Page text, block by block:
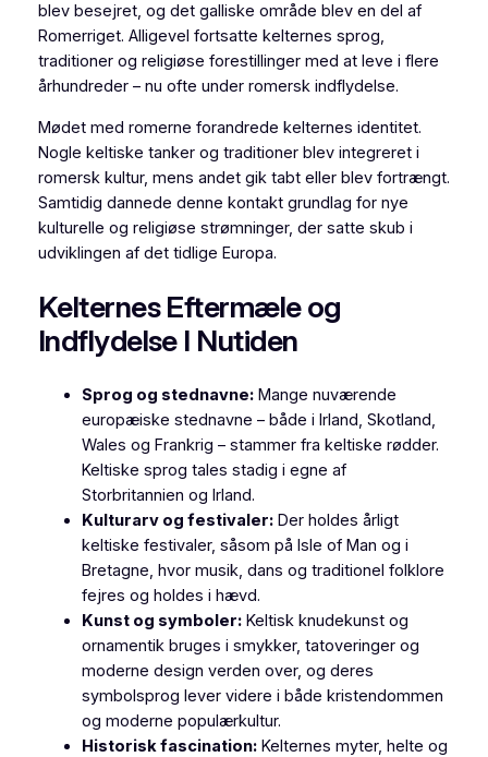
blev besejret, og det galliske område blev en del af
Romerriget. Alligevel fortsatte kelternes sprog,
traditioner og religiøse forestillinger med at leve i flere
århundreder – nu ofte under romersk indflydelse.
Mødet med romerne forandrede kelternes identitet.
Nogle keltiske tanker og traditioner blev integreret i
romersk kultur, mens andet gik tabt eller blev fortrængt.
Samtidig dannede denne kontakt grundlag for nye
kulturelle og religiøse strømninger, der satte skub i
udviklingen af det tidlige Europa.
Kelternes Eftermæle og
Indflydelse I Nutiden
Sprog og stednavne:Mange nuværende
europæiske stednavne – både i Irland, Skotland,
Wales og Frankrig – stammer fra keltiske rødder.
Keltiske sprog tales stadig i egne af
Storbritannien og Irland.
Kulturarv og festivaler:Der holdes årligt
keltiske festivaler, såsom på Isle of Man og i
Bretagne, hvor musik, dans og traditionel folklore
fejres og holdes i hævd.
Kunst og symboler:Keltisk knudekunst og
ornamentik bruges i smykker, tatoveringer og
moderne design verden over, og deres
symbolsprog lever videre i både kristendommen
og moderne populærkultur.
Historisk fascination:Kelternes myter, helte og